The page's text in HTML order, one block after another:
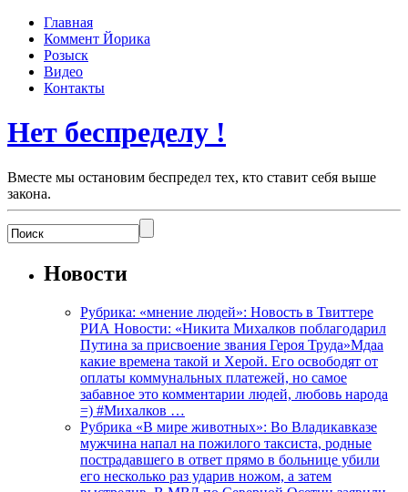
Главная
Коммент Йорика
Розыск
Видео
Контакты
Нет беспределу !
Вместе мы остановим беспредел тех, кто ставит себя выше
закона.
Новости
Рубрика: «мнение людей»: Новость в Твиттере
РИА Новости: «Никита Михалков поблагодарил
Путина за присвоение звания Героя Труда»Мдаа
какие времена такой и Херой. Его освободят от
оплаты коммунальных платежей, но самое
забавное это комментарии людей, любовь народа
=) #Михалков …
Рубрика «В мире животных»: Во Владикавказе
мужчина напал на пожилого таксиста, родные
пострадавшего в ответ прямо в больнице убили
его несколько раз ударив ножом, а затем